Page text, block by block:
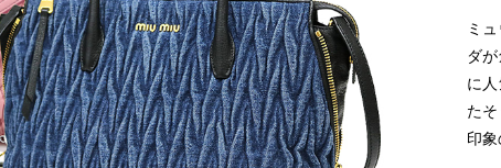
ミ
ダ
に
た
印象